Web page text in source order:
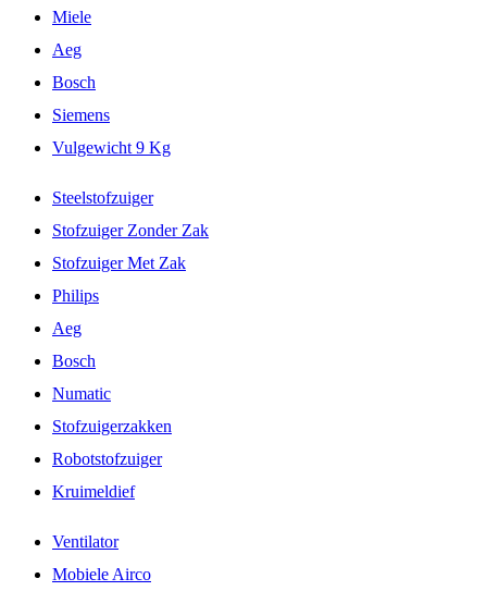
Miele
Aeg
Bosch
Siemens
Vulgewicht 9 Kg
Steelstofzuiger
Stofzuiger Zonder Zak
Stofzuiger Met Zak
Philips
Aeg
Bosch
Numatic
Stofzuigerzakken
Robotstofzuiger
Kruimeldief
Ventilator
Mobiele Airco